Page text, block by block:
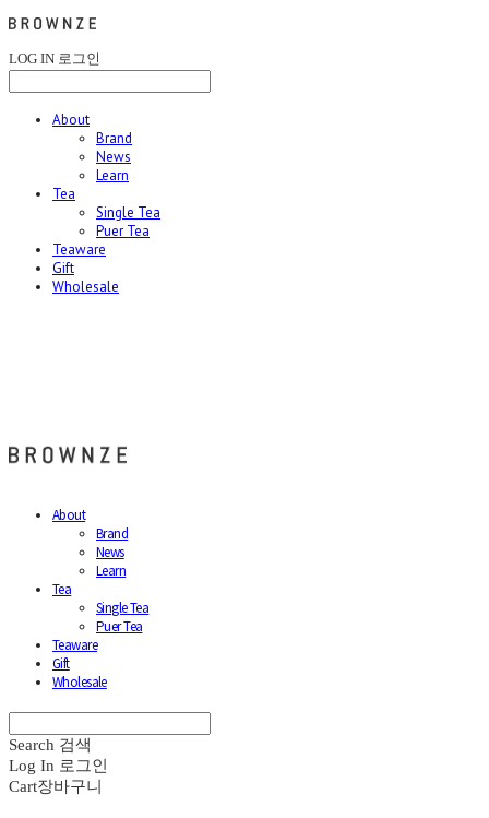
LOG IN 로그인
About
Brand
News
Learn
Tea
Single Tea
Puer Tea
Teaware
Gift
Wholesale
About
Brand
News
Learn
Tea
Single Tea
Puer Tea
Teaware
Gift
Wholesale
Search 검색
Log In 로그인
Cart장바구니